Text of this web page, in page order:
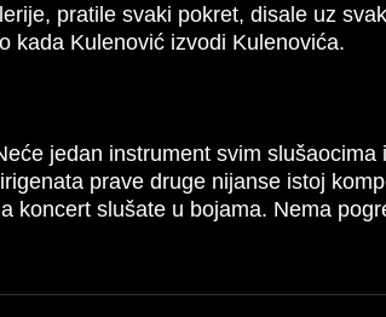
pratile svaki pokret, disale uz
kada Kulenović izvodi Kulenovića.
jedan instrument svim
prave druge nijanse istoj
koncert slušate u bojama. Nema